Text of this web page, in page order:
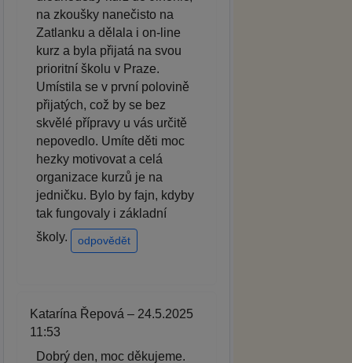
na zkoušky nanečisto na
Zatlanku a dělala i on-line
kurz a byla přijatá na svou
prioritní školu v Praze.
Umístila se v první polovině
přijatých, což by se bez
skvělé přípravy u vás určitě
nepovedlo. Umíte děti moc
hezky motivovat a celá
organizace kurzů je na
jedničku. Bylo by fajn, kdyby
tak fungovaly i základní
školy.
odpovědět
Katarína Řepová – 24.5.2025
11:53
Dobrý den, moc děkujeme.